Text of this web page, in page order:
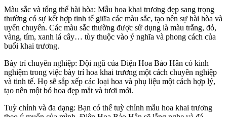
Màu sắc và tổng thể hài hòa: Mẫu hoa khai trương đẹp sang trọng
thường có sự kết hợp tinh tế giữa các màu sắc, tạo nên sự hài hòa và
uyển chuyển. Các màu sắc thường được sử dụng là màu trắng, đỏ,
vàng, tím, xanh lá cây… tùy thuộc vào ý nghĩa và phong cách của
buổi khai trương.
Bày trí chuyên nghiệp: Đội ngũ của Điện Hoa Bảo Hân có kinh
nghiệm trong việc bày trí hoa khai trương một cách chuyên nghiệp
và tinh tế. Họ sẽ sắp xếp các loại hoa và phụ liệu một cách hợp lý,
tạo nên một bó hoa đẹp mắt và tươi mới.
Tuỳ chỉnh và đa dạng: Bạn có thể tuỳ chỉnh mẫu hoa khai trương